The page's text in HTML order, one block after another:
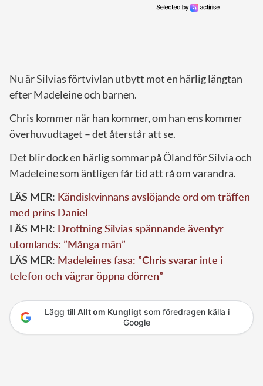
Nu är Silvias förtvivlan utbytt mot en härlig längtan
efter Madeleine och barnen.
Chris kommer när han kommer, om han ens kommer
överhuvudtaget – det återstår att se.
Det blir dock en härlig sommar på Öland för Silvia och
Madeleine som äntligen får tid att rå om varandra.
LÄS MER: Kändiskvinnans avslöjande ord om träffen
med prins Daniel
LÄS MER: Drottning Silvias spännande äventyr
utomlands: ”Många män”
LÄS MER: Madeleines fasa: ”Chris svarar inte i
telefon och vägrar öppna dörren”
Lägg till Allt om Kungligtsom föredragen källa i
Google